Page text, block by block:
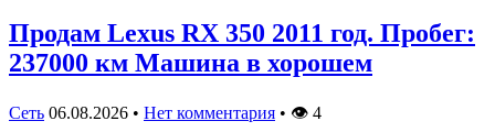
Продам Lexus RX 350 2011 год. Пробег:
237000 км Машина в хорошем
Сеть 06.08.2026 • Нет комментария • 👁 4